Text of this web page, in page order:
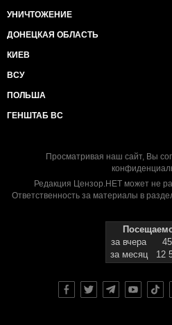
УНИЧТОЖЕНИЕ
ДОНЕЦКАЯ ОБЛАСТЬ
КИЕВ
ВСУ
ПОЛЬША
ГЕНШТАБ ВС
Просматривая наш сайт, Вы
Редакция Цензор.НЕТ может не
Ответственность за материалы в
за вчера
за месяц
12